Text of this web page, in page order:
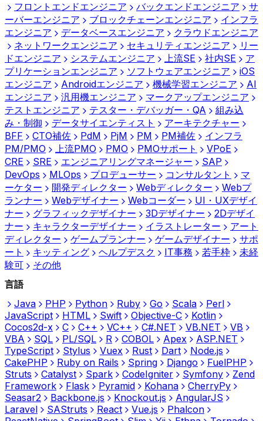
フロントエンドエンジニア
バックエンドエンジニア
サ
ーバーエンジニア
ブロックチェーンエンジニア
インフラ
エンジニア
データベースエンジニア
クラウドエンジニア
ネットワークエンジニア
セキュリティエンジニア
リー
ドエンジニア
システムエンジニア 上流SE 社内SE
ア
プリケーションエンジニア
ソフトウェアエンジニア
iOS
エンジニア
Androidエンジニア 機械学習エンジニア
AI
エンジニア
汎用機エンジニア
マークアップエンジニア
テストエンジニア
テスター・デバッガー・QA
組み込
み・制御
データサイエンティスト
アーキテクチャー
BFF
CTO補佐 PdM PjM PM PM補佐
インフラ
PM/PMO
上流PMO PMO PMOサポート
VPoE
CRE
SRE エンジニアリングマネージャー
SAP
DevOps
MLOps プロデューサー コンサルタント
マ
ーケター
開発ディレクター Webディレクター
Webプ
ランナー
Webデザイナー Webコーダー
UI・UXデザイ
ナー
グラフィックデザイナー 3Dデザイナー
2Dデザイ
ナー
キャラクターデザイナー イラストレーター
アート
ディレクター
ゲームプランナー ゲームデザイナー
サポ
ート
キッティング ヘルプデスク IT事務 若手枠
未経
験可
その他
言語
Java
PHP Python Ruby Go Scala
Perl
JavaScript
HTML Swift Objective-C
Kotlin
Cocos2d-x
C C++ VC++ C#.NET VB.NET
VB
VBA
SQL PL/SQL R COBOL Apex
ASP.NET
TypeScript
Stylus Vuex Rust Dart
Node.js
CakePHP
Ruby on Rails Spring Django
FuelPHP
Struts
Catalyst Spark CodeIgniter Symfony
Zend
Framework
Flask Pyramid Kohana
CherryPy
Seasar2
Backbone.js Knockout.js
AngularJS
Laravel
SAStruts React Vue.js
Phalcon